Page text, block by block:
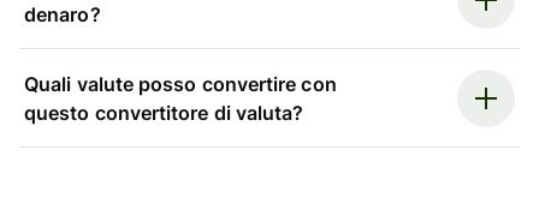
denaro?
Quali valute posso convertire con
questo convertitore di valuta?